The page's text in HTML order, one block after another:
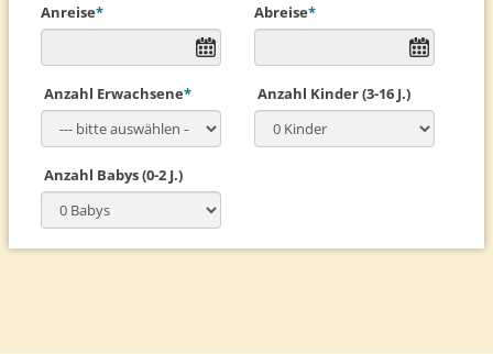
Anreise* Abreise*
Anzahl Erwachsene* Anzahl Kinder (3-16 J.)
Anzahl Babys (0-2 J.)